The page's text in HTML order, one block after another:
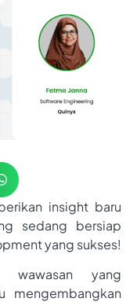
insight baru
sedang bersiap
yang sukses!
wawasan yang
mengembangkan